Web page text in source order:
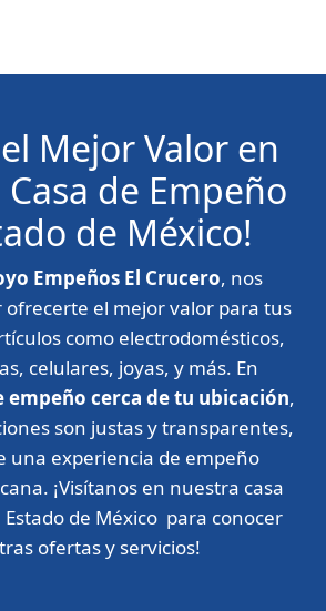
Mejor Valor en
de Empeño
de México!
Empeños El Crucero, nos
ofrecerte el mejor valor para tus
como electrodomésticos,
celulares, joyas, y más. En
empeño cerca de tu ubicación,
son justas y transparentes,
una experiencia de empeño
¡Visítanos en nuestra casa
de México para conocer
ofertas y servicios!